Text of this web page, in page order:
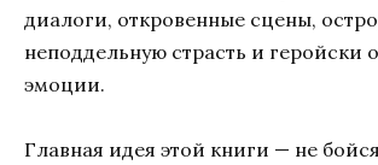
диалоги, откровенные сцены,
неподдельную страсть и геройски
эмоции.
Главная идея этой книги — не